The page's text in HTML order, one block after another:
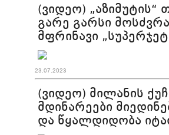
(ვიდეო) „აზიმუტის“
გარე გარსი
მფრინავი
23.07.2023
(ვიდეო) მილანის
მდინარეები
და წყალდიდობა